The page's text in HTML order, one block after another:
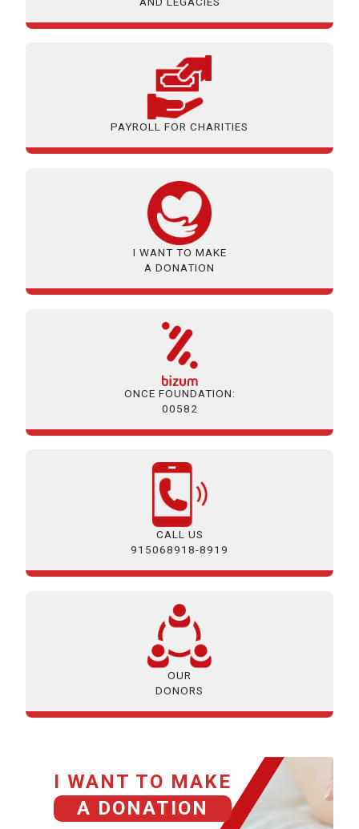
PAYROLL FOR CHARITIES
I WANT TO MAKE
A DONATION
ONCE FOUNDATION:
00582
CALL US
915068918-8919
OUR
DONORS
I WANT TO MAKE
A DONATION